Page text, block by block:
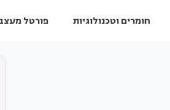
חומרים וטכנולוגיות פורטל